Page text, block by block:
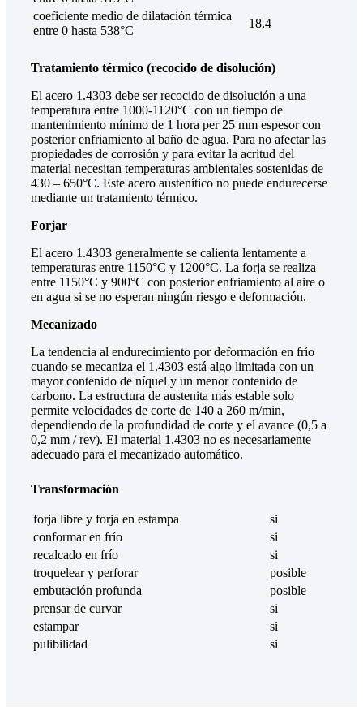
coeficiente medio de dilatación térmica
entre 0 hasta 538°C
18,4
Tratamiento térmico (recocido de disolución)
El acero 1.4303 debe ser recocido de disolución a una
temperatura entre 1000-1120°C con un tiempo de
mantenimiento mínimo de 1 hora per 25 mm espesor con
posterior enfriamiento al baño de agua. Para no afectar las
propiedades de corrosión y para evitar la acritud del
material necesitan temperaturas ambientales sostenidas de
430 – 650°C. Este acero austenítico no puede endurecerse
mediante un tratamiento térmico.
Forjar
El acero 1.4303 generalmente se calienta lentamente a
temperaturas entre 1150°C y 1200°C. La forja se realiza
entre 1150°C y 900°C con posterior enfriamiento al aire o
en agua si se no esperan ningún riesgo e deformación.
Mecanizado
La tendencia al endurecimiento por deformación en frío
cuando se mecaniza el 1.4303 está algo limitada con un
mayor contenido de níquel y un menor contenido de
carbono. La estructura de austenita más estable solo
permite velocidades de corte de 140 a 260 m/min,
dependiendo de la profundidad de corte y el avance (0,5 a
0,2 mm / rev). El material 1.4303 no es necesariamente
adecuado para el mecanizado automático.
Transformación
forja libre y forja en estampa
si
conformar en frío
si
recalcado en frío
si
troquelear y perforar
posible
embutación profunda
posible
prensar de curvar
si
estampar
si
pulibilidad
si